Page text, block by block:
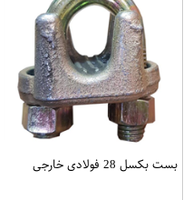
بست بکسل 28 فولادی خارجی